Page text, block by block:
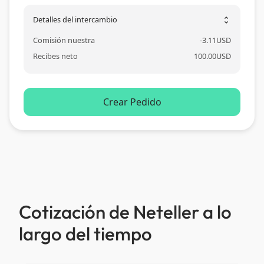
Detalles del intercambio unfold_more
Comisión nuestra -3.11USD
Recibes neto
100.00USD
Crear Pedido
Cotización de Neteller a lo
largo del tiempo